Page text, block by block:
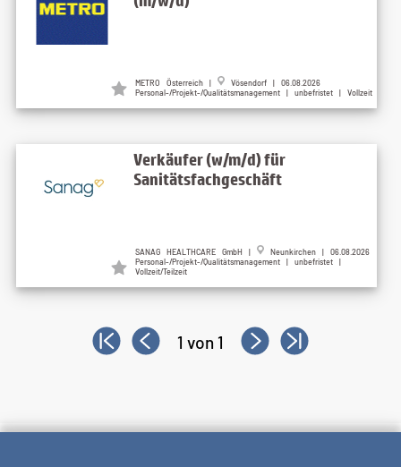
METRO Österreich |
Vösendorf | 06.08.2026
Personal-/Projekt-/Qualitätsmanagement | unbefristet | Vollzeit
Verkäufer (w/m/d) für
Sanitätsfachgeschäft
SANAG HEALTHCARE GmbH |
Neunkirchen | 06.08.2026
Personal-/Projekt-/Qualitätsmanagement | unbefristet |
Vollzeit/Teilzeit
1 von 1